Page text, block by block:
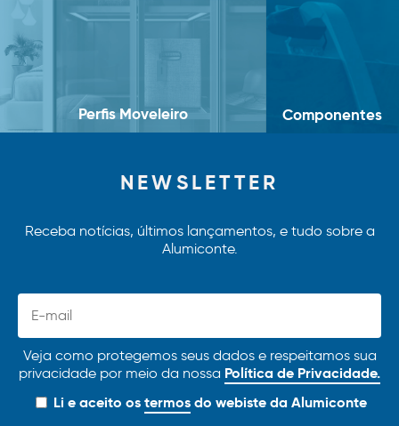
Componentes
Perfis Moveleiro
NEWSLETTER
Receba notícias, últimos lançamentos, e tudo sobre a
Alumiconte.
Veja como protegemos seus dados e respeitamos sua
privacidade por meio da nossa Política de Privacidade.
Li e aceito ostermosdo webiste da Alumiconte